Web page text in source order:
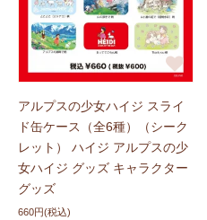
アルプスの少女ハイジ スライ
ド缶ケース（全6種）（シーク
レット） ハイジ アルプスの少
女ハイジ グッズ キャラクター
グッズ
660円(税込)